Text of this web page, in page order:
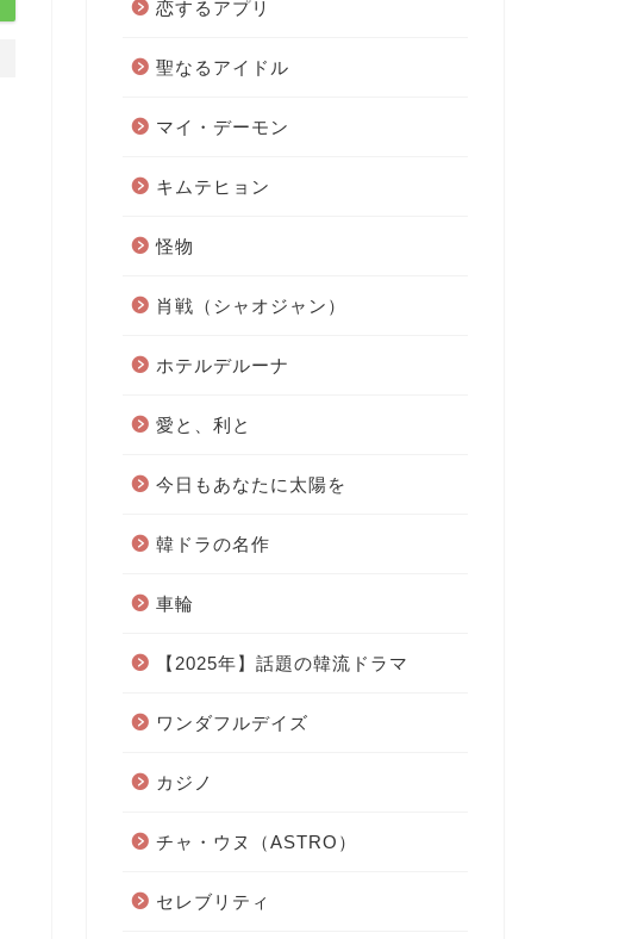
恋するアプリ
聖なるアイドル
マイ・デーモン
キムテヒョン
怪物
肖戦（シャオジャン）
ホテルデルーナ
愛と、利と
今日もあなたに太陽を
韓ドラの名作
車輪
【2025年】話題の韓流ドラマ
ワンダフルデイズ
カジノ
チャ・ウヌ（ASTRO）
セレブリティ